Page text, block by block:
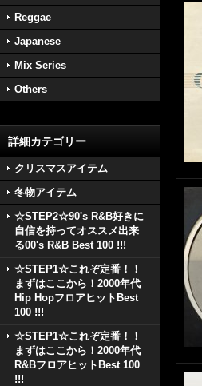
Reggae
Japanese
Mix Series
Others
詳細カテゴリー
クリスマスアイテム
冬物アイテム
☆STEP2☆90's R&B好きに
自信を持ってオススメ出来
る00's R&B Best 100 !!!
☆STEP1☆これぞ定番！！
まずはここから！2000年代
Hip HopフロアヒットBest
100 !!!
☆STEP1☆これぞ定番！！
まずはここから！2000年代
R&BフロアヒットBest 100
!!!